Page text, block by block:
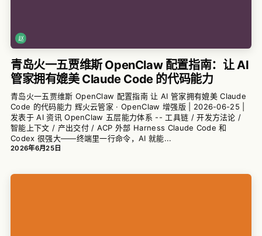
青岛火一五贾维斯 OpenClaw 配置指南：让 AI
管家拥有媲美 Claude Code 的代码能力
青岛火一五贾维斯 OpenClaw 配置指南 让 AI 管家拥有媲美 Claude
Code 的代码能力 辉火云管家 · OpenClaw 增强版 | 2026-06-25 |
发表于 AI 资讯 OpenClaw 五层能力体系 -- 工具链 / 开发方法论 /
智能上下文 / 产出交付 / ACP 外部 Harness Claude Code 和
Codex 很强大——终端里一行命令，AI 就能...
2026年6月25日